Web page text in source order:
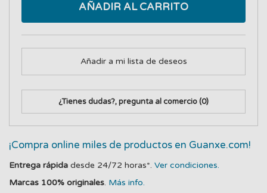
AÑADIR AL CARRITO
Añadir a mi lista de deseos
¿Tienes dudas?, pregunta al comercio(0)
¡Compra online miles de productos en Guanxe.com!
Entrega rápida desde 24/72 horas*. Ver condiciones.
Marcas 100% originales. Más info.